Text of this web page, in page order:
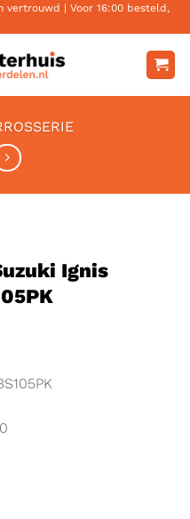
vertrouwd | Voor 16:00 besteld,
Ignis